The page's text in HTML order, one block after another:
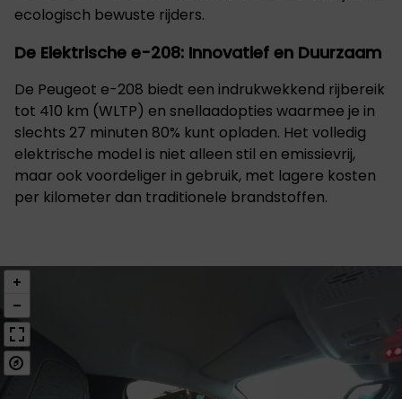
ecologisch bewuste rijders.
De Elektrische e-208: Innovatief en Duurzaam
De Peugeot e-208 biedt een indrukwekkend rijbereik
tot 410 km (WLTP) en snellaadopties waarmee je in
slechts 27 minuten 80% kunt opladen. Het volledig
elektrische model is niet alleen stil en emissievrij,
maar ook voordeliger in gebruik, met lagere kosten
per kilometer dan traditionele brandstoffen.